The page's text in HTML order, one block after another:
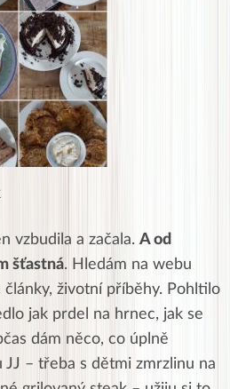
vzbudila a začala. A od
šťastná. Hledám na webu
životní příběhy. Pohltilo
jak prdel na hrnec, jak se
dám něco, co úplně
JJ – třeba s dětmi zmrzlinu na